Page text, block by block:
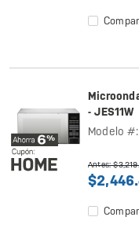
- JES11W
Modelo #:
Antes: